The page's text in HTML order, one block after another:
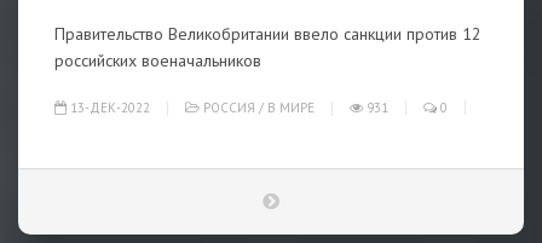
Правительство Великобритании ввело санкции против 12
российских военачальников
13-ДЕК-2022 РОССИЯ / В МИРЕ 931 0